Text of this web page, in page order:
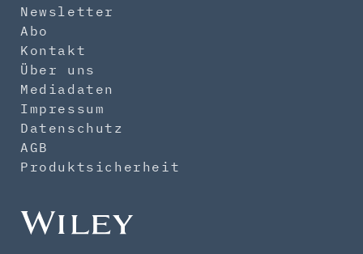
Newsletter
Abo
Kontakt
Über uns
Mediadaten
Impressum
Datenschutz
AGB
Produktsicherheit